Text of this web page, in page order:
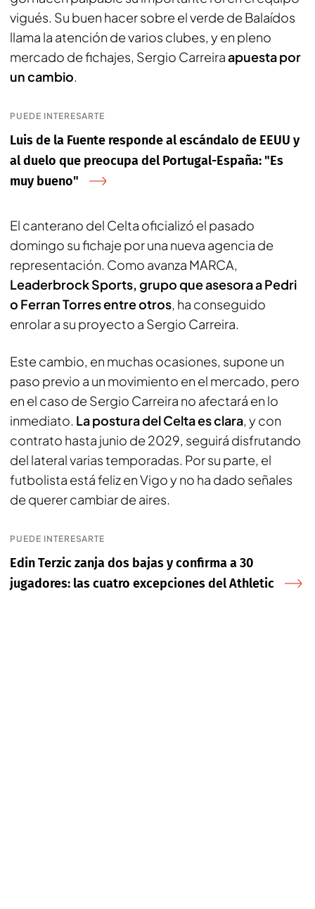
vigués. Su buen hacer sobre el verde de Balaídos
llama la atención de varios clubes, y en pleno
mercado de fichajes, Sergio Carreiraapuesta por
un cambio.
PUEDE INTERESARTE
Luis de la Fuente responde al escándalo de EEUU y
al duelo que preocupa del Portugal-España: "Es
muy bueno"
El canterano del Celta oficializó el pasado
domingo su fichaje por una nueva agencia de
representación. Como avanza MARCA,
Leaderbrock Sports, grupo que asesora a Pedri
o Ferran Torres entre otros, ha conseguido
enrolar a su proyecto a Sergio Carreira.
Este cambio, en muchas ocasiones, supone un
paso previo a un movimiento en el mercado, pero
en el caso de Sergio Carreira no afectará en lo
inmediato. La postura del Celta es clara, y con
contrato hasta junio de 2029, seguirá disfrutando
del lateral varias temporadas. Por su parte, el
futbolista está feliz en Vigo y no ha dado señales
de querer cambiar de aires.
PUEDE INTERESARTE
Edin Terzic zanja dos bajas y confirma a 30
jugadores: las cuatro excepciones del Athletic